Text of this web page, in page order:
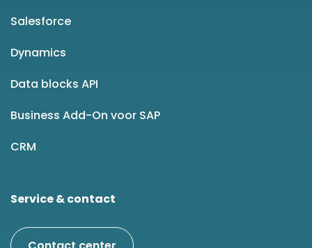
Salesforce
Dynamics
Data blocks API
Business Add-On voor SAP
CRM
Service & contact